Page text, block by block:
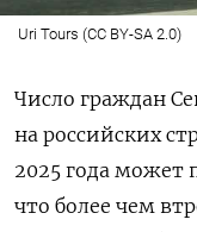
Uri Tours (CC BY-SA 2.0)
Число граждан
на российских
2025 года может
что более чем